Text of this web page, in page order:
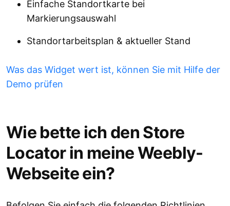
Einfache Standortkarte bei
Markierungsauswahl
Standortarbeitsplan & aktueller Stand
Was das Widget wert ist, können Sie mit Hilfe der
Demo prüfen
Wie bette ich den Store
Locator in meine Weebly-
Webseite ein?